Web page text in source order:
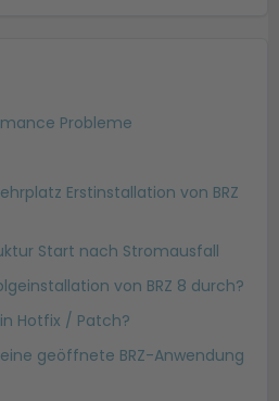
Probleme
Erstinstallation von BRZ
Start nach Stromausfall
von BRZ 8 durch?
Hotfix / Patch?
geöffnete BRZ-Anwendung